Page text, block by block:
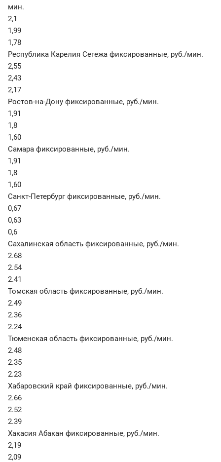
мин.
2,1
1,99
1,78
Республика Карелия Сегежа фиксированные, руб./мин.
2,55
2,43
2,17
Ростов-на-Дону фиксированные, руб./мин.
1,91
1,8
1,60
Самара фиксированные, руб./мин.
1,91
1,8
1,60
Санкт-Петербург фиксированные, руб./мин.
0,67
0,63
0,6
Сахалинская область фиксированные, руб./мин.
2.68
2.54
2.41
Томская область фиксированные, руб./мин.
2.49
2.36
2.24
Тюменская область фиксированные, руб./мин.
2.48
2.35
2.23
Хабаровский край фиксированные, руб./мин.
2.66
2.52
2.39
Хакасия Абакан фиксированные, руб./мин.
2,19
2,09